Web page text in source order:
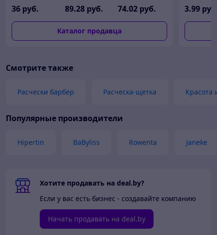
Proart
Термозащита
36 руб.
Effaclar Duo+
корректирующий
для
проблемной
89.28 руб.
Deodorants
против
избыточного
потоотделения
74.02 руб.
Каталог продавца
3.99
Смотрите также
Расчески барбер Расческа-щетка Красота
Популярные производители
Hipertin BaByliss Rowenta Janeke
Хотите продавать на deal.by?
Если у вас есть бизнес - создавайте компанию
Начать продавать на deal.by